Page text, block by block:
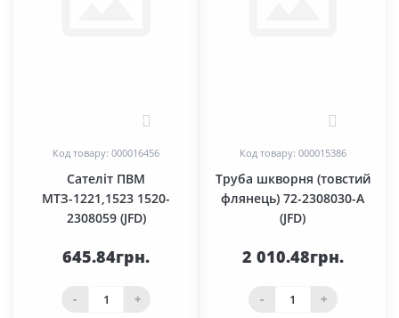
0
Код товару: 000016456
Сателіт ПВМ
МТЗ-1221,1523 1520-
2308059 (JFD)
645.84грн.
- +
0
Код товару: 000015386
Труба шкворня (товстий
флянець) 72-2308030-А
(JFD)
2 010.48грн.
- +